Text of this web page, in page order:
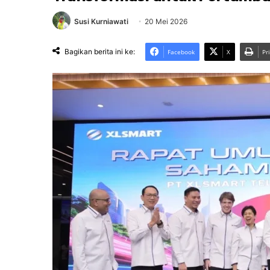
Susi Kurniawati 20 Mei 2026
Bagikan berita ini ke: Facebook X